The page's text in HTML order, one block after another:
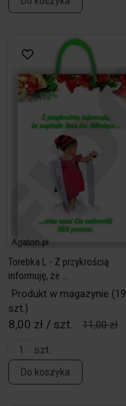
Torebka L - Z przykrością
informuję, że ...
Produkt w magazynie (19
szt.)
8,00 zł / szt.
11,00 zł
szt.
Do koszyka